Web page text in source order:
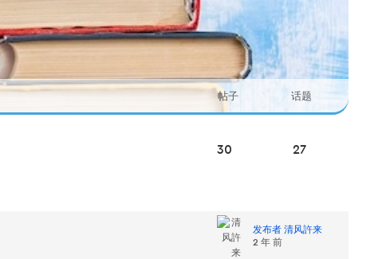
帖子 话题
30 27
发布者 清风許来
2 年 前